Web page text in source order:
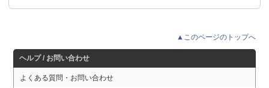
▲このページのトップへ
ヘルプ / お問い合わせ
よくある質問・お問い合わせ